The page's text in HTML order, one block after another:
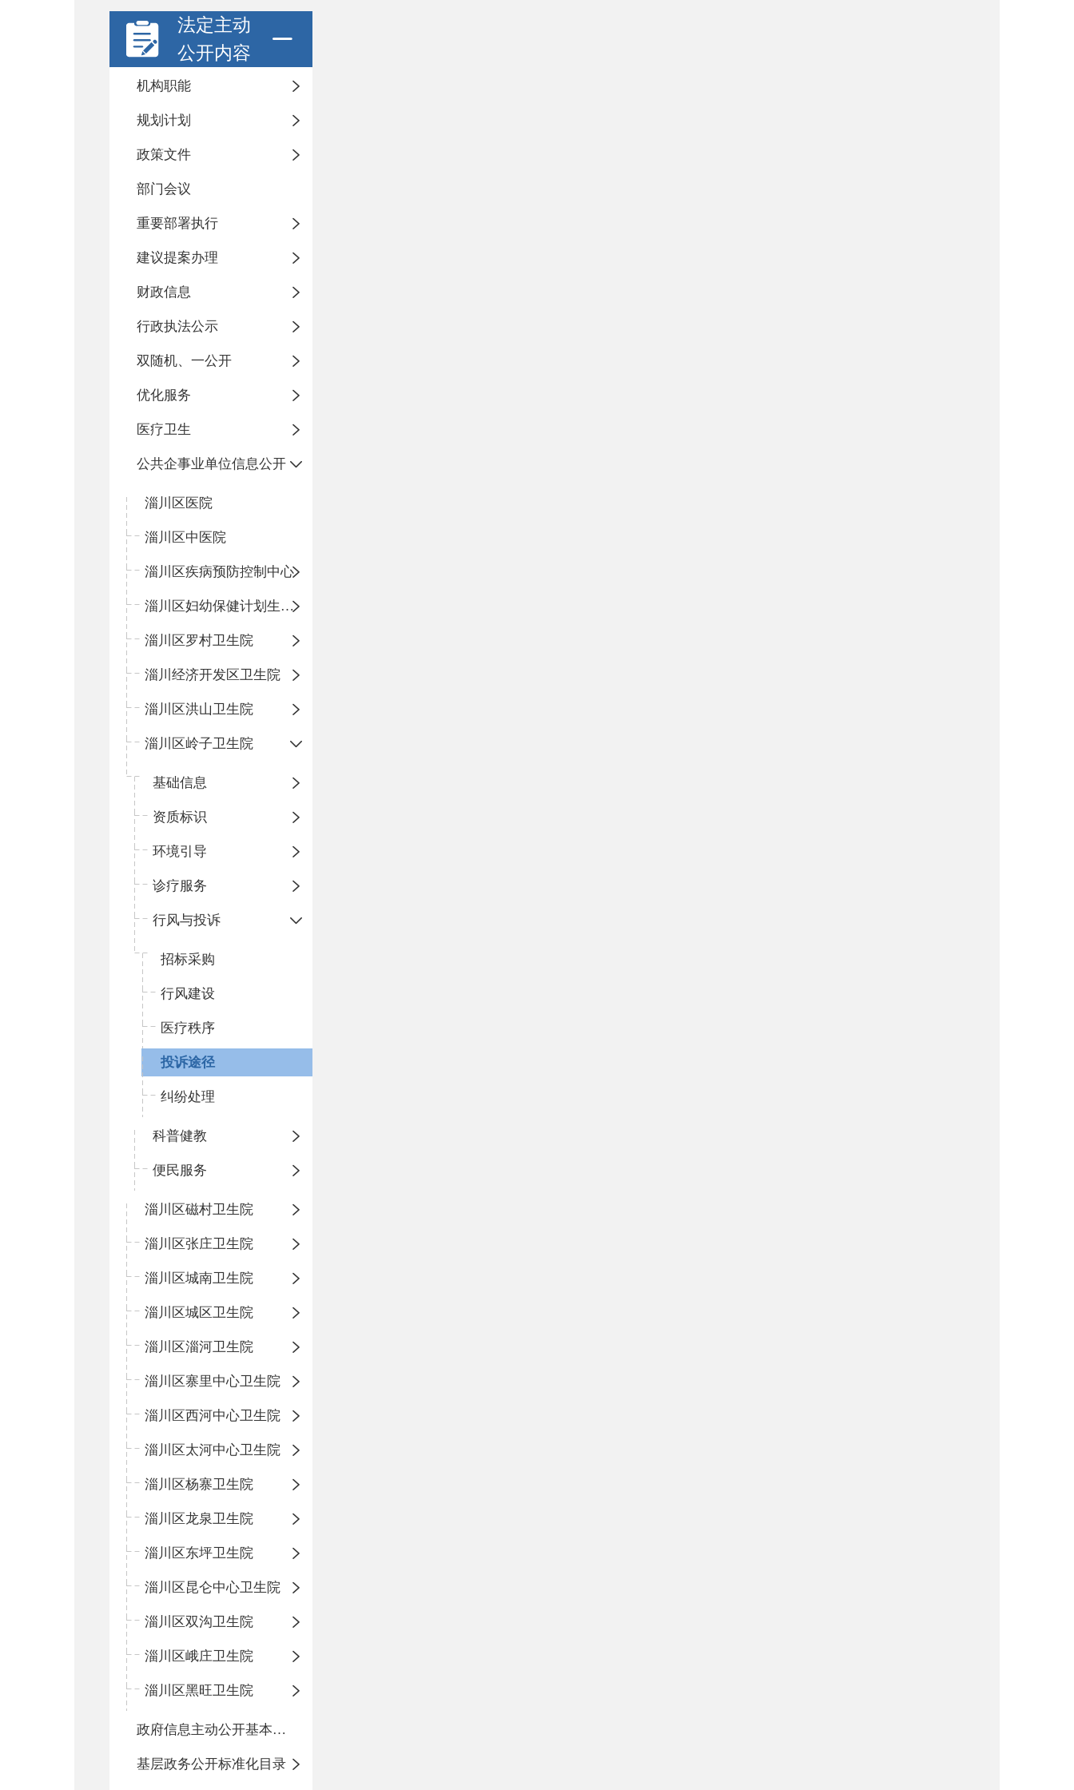
法定主动
公开内容
机构职能
规划计划
政策文件
部门会议
重要部署执行
建议提案办理
财政信息
行政执法公示
双随机、一公开
优化服务
医疗卫生
公共企事业单位信息公开
淄川区医院
淄川区中医院
淄川区疾病预防控制中心
淄川区妇幼保健计划生育服务中心
淄川区罗村卫生院
淄川经济开发区卫生院
淄川区洪山卫生院
淄川区岭子卫生院
基础信息
资质标识
环境引导
诊疗服务
行风与投诉
招标采购
行风建设
医疗秩序
投诉途径
纠纷处理
科普健教
便民服务
淄川区磁村卫生院
淄川区张庄卫生院
淄川区城南卫生院
淄川区城区卫生院
淄川区淄河卫生院
淄川区寨里中心卫生院
淄川区西河中心卫生院
淄川区太河中心卫生院
淄川区杨寨卫生院
淄川区龙泉卫生院
淄川区东坪卫生院
淄川区昆仑中心卫生院
淄川区双沟卫生院
淄川区峨庄卫生院
淄川区黑旺卫生院
政府信息主动公开基本目录
基层政务公开标准化目录